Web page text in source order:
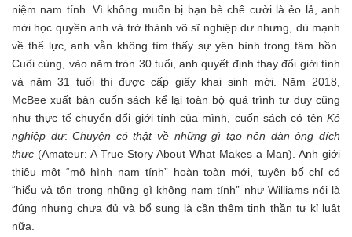
niệm nam tính. Vì không muốn bị bạn bè chê cười là ẻo lả, anh
mới học quyền anh và trở thành võ sĩ nghiệp dư nhưng, dù mạnh
về thể lực, anh vẫn không tìm thấy sự yên bình trong tâm hồn.
Cuối cùng, vào năm tròn 30 tuổi, anh quyết định thay đổi giới tính
và năm 31 tuổi thì được cấp giấy khai sinh mới. Năm 2018,
McBee xuất bản cuốn sách kể lại toàn bộ quá trình tư duy cũng
như thực tế chuyển đổi giới tính của mình, cuốn sách có tên Kẻ
nghiệp dư:Chuyện có thật về những gì tạo nên đàn ông đích
thực (Amateur: A True Story About What Makes a Man). Anh giới
thiệu một “mô hình nam tính” hoàn toàn mới, tuyên bố chỉ có
“hiểu và tôn trọng những gì không nam tính” như Williams nói là
đúng nhưng chưa đủ và bổ sung là cần thêm tinh thần tự kỉ luật
nữa.